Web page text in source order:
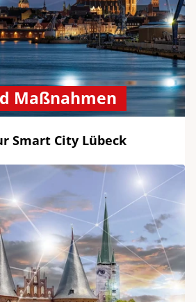
Maßnahmen
Smart City Lübeck